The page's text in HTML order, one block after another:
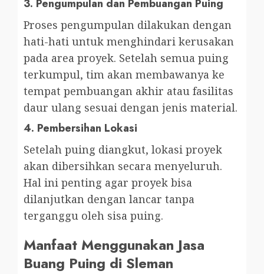
3. Pengumpulan dan Pembuangan Puing
Proses pengumpulan dilakukan dengan
hati-hati untuk menghindari kerusakan
pada area proyek. Setelah semua puing
terkumpul, tim akan membawanya ke
tempat pembuangan akhir atau fasilitas
daur ulang sesuai dengan jenis material.
4. Pembersihan Lokasi
Setelah puing diangkut, lokasi proyek
akan dibersihkan secara menyeluruh.
Hal ini penting agar proyek bisa
dilanjutkan dengan lancar tanpa
terganggu oleh sisa puing.
Manfaat Menggunakan Jasa
Buang Puing di Sleman